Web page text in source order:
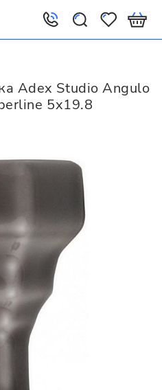
Adex Studio Angulo
5x19.8